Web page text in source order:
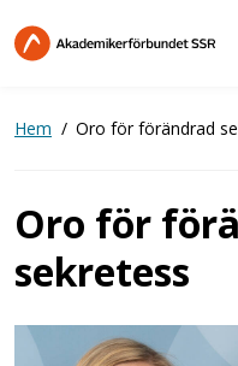
till
Hem Oro för förändrad
Oro för
sekretess